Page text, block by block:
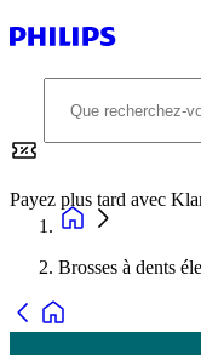
Payez plus tard avec
Brosses à dents